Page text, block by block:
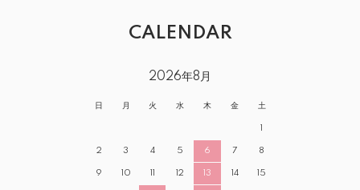
CALENDAR
2026年8月
日 月 火 水 木 金 土
1
2 3 4 5 6 7 8
9 10 11 12 13 14 15